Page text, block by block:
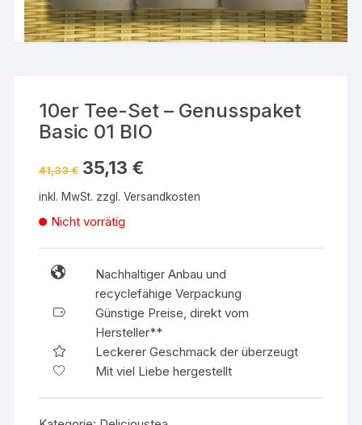
10er Tee-Set – Genusspaket
Basic 01 BIO
41,33€ Ursprünglicher
Preis
war:
41,33 €
35,13 €
35,13 €.
inkl. MwSt. zzgl.Versandkosten
Nicht vorrätig
Nachhaltiger Anbau und
recyclefähige Verpackung
Günstige Preise, direkt vom
Hersteller**
Leckerer Geschmack der überzeugt
Mit viel Liebe hergestellt